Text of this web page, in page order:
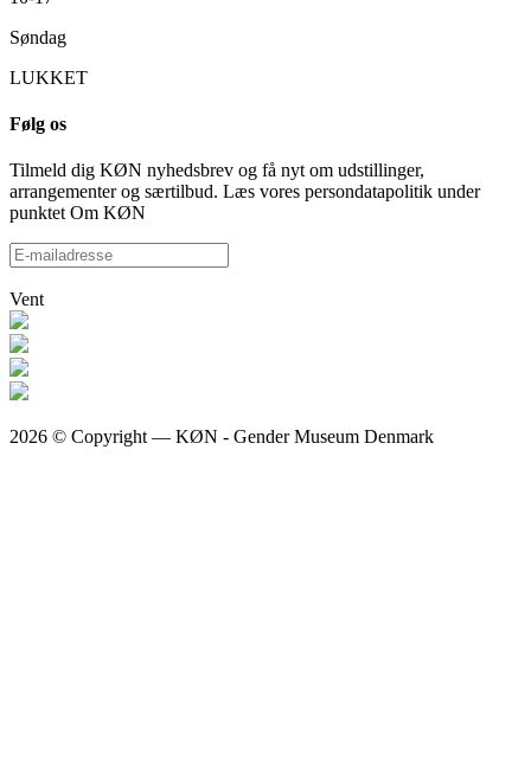
Søndag
LUKKET
Følg os
Tilmeld dig KØN nyhedsbrev og få nyt om udstillinger,
arrangementer og særtilbud. Læs vores persondatapolitik under
punktet Om KØN
Vent
2026 © Copyright — KØN - Gender Museum Denmark